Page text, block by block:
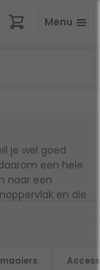
Menu
je wel goed
een hele
naar een
en die
liever voor meer